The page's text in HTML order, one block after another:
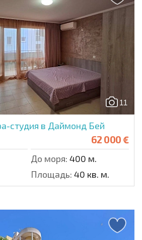
11
студия в Даймонд Бей
62 000 €
До моря: 400 м.
Площадь: 40 кв. м.